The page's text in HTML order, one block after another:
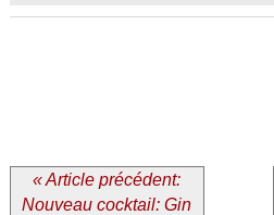
« Article précédent:
Nouveau cocktail: Gin